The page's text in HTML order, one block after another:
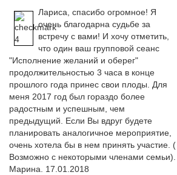
Лариса, спасибо огромное! Я
очень благодарна судьбе за
встречу с вами! И хочу отметить,
что один ваш групповой сеанс
"Исполнение желаний и оберег"
продолжительностью 3 часа в конце
прошлого года принес свои плоды. Для
меня 2017 год был гораздо более
радостным и успешным, чем
предыдущий. Если Вы вдруг будете
планировать аналогичное мероприятие,
очень хотела бы в нем принять участие. (
Возможно с некоторыми членами семьи).
Марина. 17.01.2018